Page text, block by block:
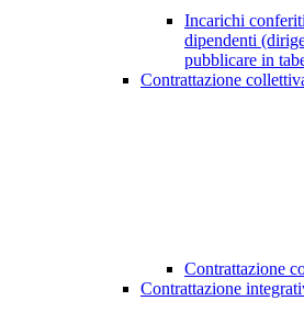
Incarichi
dipendenti
pubblicare in
Contrattazione
Contrattazione
Contrattazione